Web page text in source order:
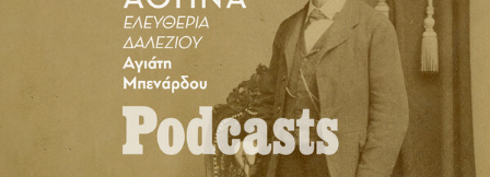
ΜΙΚΡΟΠΡΑΓΜΑΤΑ
THE GOOD LIFO
CITY GUIDE